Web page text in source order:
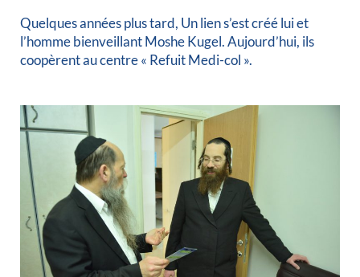
Quelques années plus tard, Un lien s’est créé lui et
l’homme bienveillant Moshe Kugel. Aujourd’hui, ils
coopèrent au centre « Refuit Medi-col ».